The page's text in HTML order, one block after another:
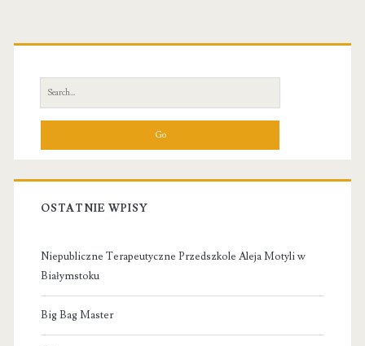
Primary
Sidebar
Search
for:
OSTATNIE WPISY
Niepubliczne Terapeutyczne Przedszkole Aleja Motyli w
Białymstoku
Big Bag Master